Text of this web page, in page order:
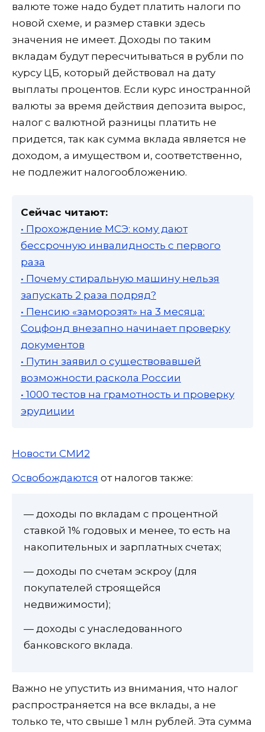
валюте тоже надо будет платить налоги по
новой схеме, и размер ставки здесь
значения не имеет. Доходы по таким
вкладам будут пересчитываться в рубли по
курсу ЦБ, который действовал на дату
выплаты процентов. Если курс иностранной
валюты за время действия депозита вырос,
налог с валютной разницы платить не
придется, так как сумма вклада является не
доходом, а имуществом и, соответственно,
не подлежит налогообложению.
Сейчас читают:
• Прохождение МСЭ: кому дают
бессрочную инвалидность с первого
раза
• Почему стиральную машину нельзя
запускать 2 раза подряд?
• Пенсию «заморозят» на 3 месяца:
Соцфонд внезапно начинает проверку
документов
• Путин заявил о существовавшей
возможности раскола России
• 1000 тестов на грамотность и проверку
эрудиции
Новости СМИ2
Освобождаются от налогов также:
— доходы по вкладам с процентной
ставкой 1% годовых и менее, то есть на
накопительных и зарплатных счетах;
— доходы по счетам эскроу (для
покупателей строящейся
недвижимости);
— доходы с унаследованного
банковского вклада.
Важно не упустить из внимания, что налог
распространяется на все вклады, а не
только те, что свыше 1 млн рублей. Эта сумма